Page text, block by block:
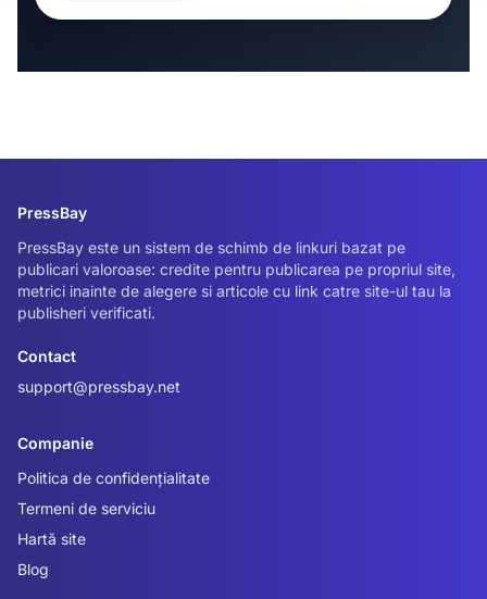
articole sponsorizate. Ce era ieri
PressBay
PressBay este un sistem de schimb de linkuri bazat pe
publicari valoroase: credite pentru publicarea pe propriul site,
metrici inainte de alegere si articole cu link catre site-ul tau la
publisheri verificati.
Contact
support@pressbay.net
Companie
Politica de confidențialitate
Termeni de serviciu
Hartă site
Blog